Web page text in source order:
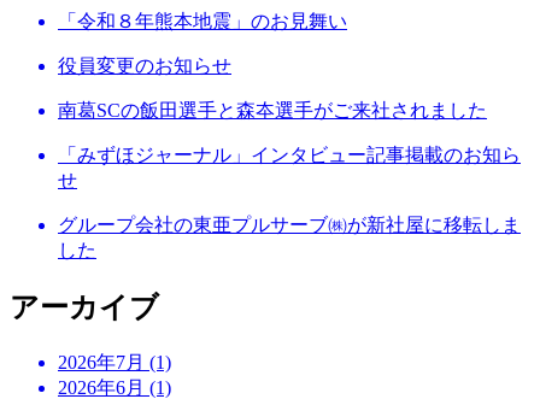
「令和８年熊本地震」のお見舞い
役員変更のお知らせ
南葛SCの飯田選手と森夲選手がご来社されました
「みずほジャーナル」インタビュー記事掲載のお知ら
せ
グループ会社の東亜プルサーブ㈱が新社屋に移転しま
した
アーカイブ
2026年7月 (1)
2026年6月 (1)